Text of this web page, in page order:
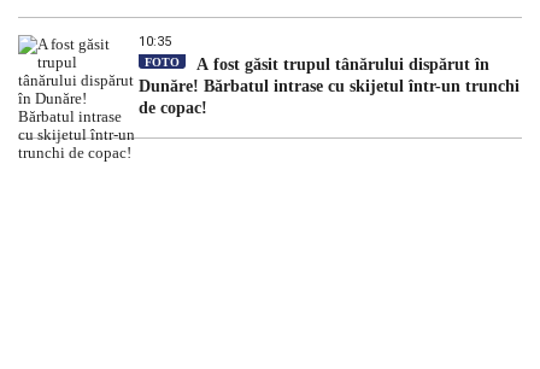
10:35
FOTO
A fost găsit trupul tânărului dispărut în
Dunăre! Bărbatul intrase cu skijetul într-un trunchi
de copac!